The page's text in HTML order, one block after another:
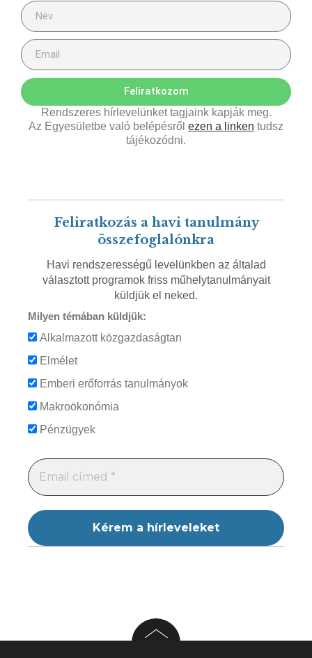
Feliratkozom
Rendszeres hírlevelünket tagjaink kapják meg.
Az Egyesületbe való belépésről ezen a linken tudsz
tájékozódni.
Feliratkozás a havi tanulmány
összefoglalónkra
Havi rendszerességű levelünkben az általad
választott programok friss műhelytanulmányait
küldjük el neked.
Milyen témában küldjük:
Alkalmazott közgazdaságtan
Elmélet
Emberi erőforrás tanulmányok
Makroökonómia
Pénzügyek